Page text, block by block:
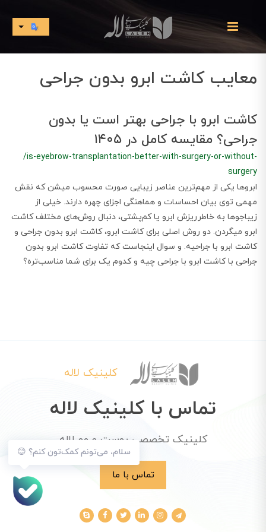
معایب کاشت ابرو بدون جراحی
کاشت ابرو با جراحی بهتر است یا بدون
جراحی؟ مقایسه کامل در ۱۴۰۵
/is-eyebrow-transplantation-better-with-surgery-or-without-
surgery
ابروها یکی از مهم‌ترین عناصر زیبایی صورت محسوب میشن که نقش
مهمی توی بیان احساسات و هماهنگی اجزای چهره دارند. خیلی از
زیباجوها به خاطرریزش ابرو یا کم‌پشتی، دنبال روش‌های مختلف کاشت
ابرو میگردن. دو روش اصلی برای کاشت ابرو، کاشت ابرو بدون جراحی و
کاشت ابرو با جراحیه. و سوال اینجاست که تفاوت کاشت ابرو بدون
جراحی با کاشت ابرو با جراحی چیه و کدوم یک برای شما مناسب‌تره؟
سلام، می‌تونم کمک‌تون کنم؟ 😊
کلینیک لاله
تماس با کلینیک لاله
کلینیک تخصصی پوست و مو لاله
تماس با ما